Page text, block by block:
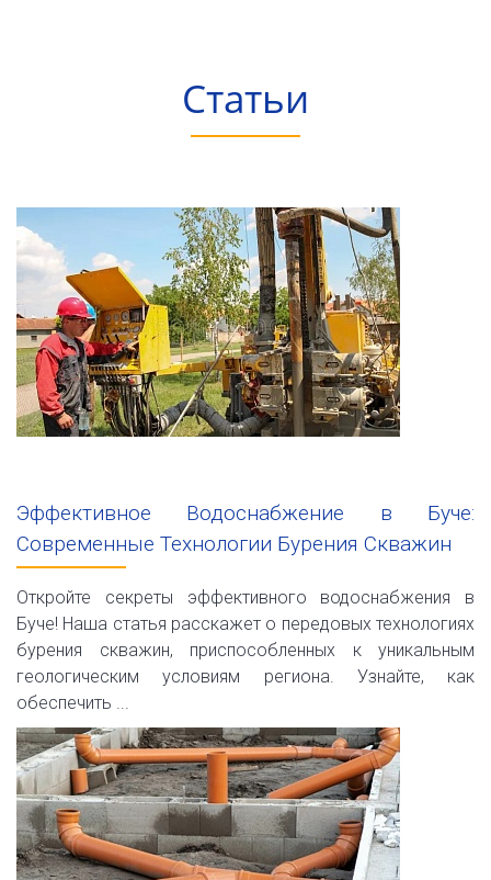
Статьи
Эффективное Водоснабжение в Буче:
Современные Технологии Бурения Скважин
Откройте секреты эффективного водоснабжения в
Буче! Наша статья расскажет о передовых технологиях
бурения скважин, приспособленных к уникальным
геологическим условиям региона. Узнайте, как
обеспечить ...